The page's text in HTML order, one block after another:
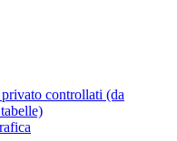
controllati (da